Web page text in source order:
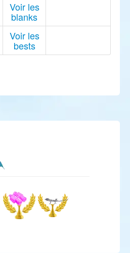
Voir les
blanks
Voir les
bests